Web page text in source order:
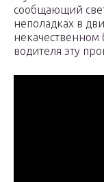
сообщающий
неполадках в
некачественном
водителя эту